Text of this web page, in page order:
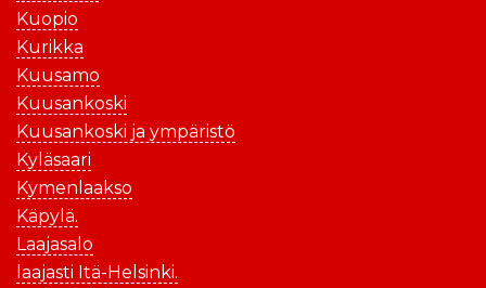
Kuopio
Kurikka
Kuusamo
Kuusankoski
Kuusankoski ja ympäristö
Kyläsaari
Kymenlaakso
Käpylä.
Laajasalo
laajasti Itä-Helsinki.